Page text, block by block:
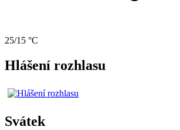
25/15 °C
Hlášení rozhlasu
Svátek